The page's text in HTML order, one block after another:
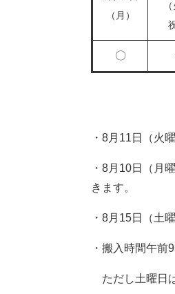
（月）
〇
・8月11日（火
・8月10日（月
きます。
・8月15日（土
・搬入時間午
ただし土曜日